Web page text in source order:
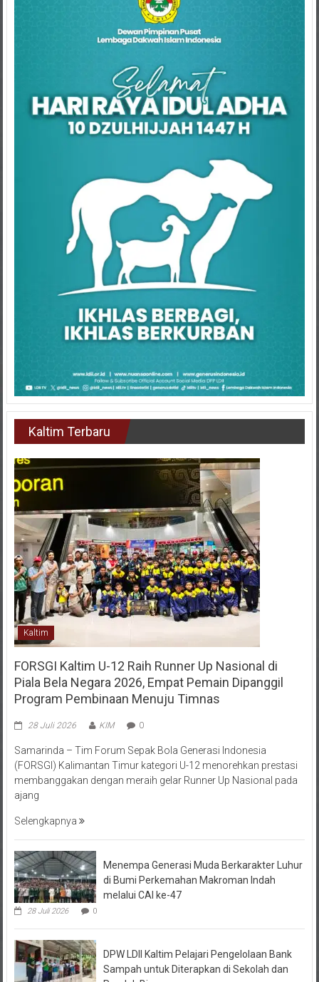
Kaltim Terbaru
Kaltim
FORSGI Kaltim U-12 Raih Runner Up Nasional di
Piala Bela Negara 2026, Empat Pemain Dipanggil
Program Pembinaan Menuju Timnas
28 Juli 2026 KIM 0
Samarinda – Tim Forum Sepak Bola Generasi Indonesia
(FORSGI) Kalimantan Timur kategori U-12 menorehkan prestasi
membanggakan dengan meraih gelar Runner Up Nasional pada
ajang
Selengkapnya
Menempa Generasi Muda Berkarakter Luhur
di Bumi Perkemahan Makroman Indah
melalui CAI ke-47
28 Juli 2026 0
DPW LDII Kaltim Pelajari Pengelolaan Bank
Sampah untuk Diterapkan di Sekolah dan